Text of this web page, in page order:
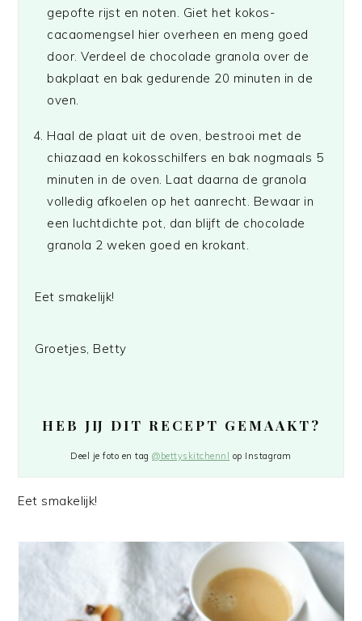
gepofte rijst en noten. Giet het kokos-
cacaomengsel hier overheen en meng goed
door. Verdeel de chocolade granola over de
bakplaat en bak gedurende 20 minuten in de
oven.
Haal de plaat uit de oven, bestrooi met de
chiazaad en kokosschilfers en bak nogmaals 5
minuten in de oven. Laat daarna de granola
volledig afkoelen op het aanrecht. Bewaar in
een luchtdichte pot, dan blijft de chocolade
granola 2 weken goed en krokant.
Eet smakelijk!
Groetjes, Betty
HEB JIJ DIT RECEPT GEMAAKT?
Deel je foto en tag@bettyskitchennl op Instagram
Eet smakelijk!